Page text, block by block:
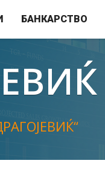
БАНКАРСТВО